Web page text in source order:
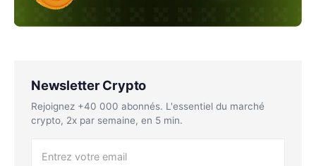
Newsletter Crypto
Rejoignez +40 000 abonnés. L'essentiel du marché
crypto, 2x par semaine, en 5 min.